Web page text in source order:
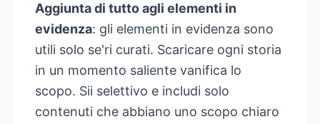
Aggiunta di tutto agli elementi in
evidenza: gli elementi in evidenza sono
utili solo se'ri curati. Scaricare ogni storia
in un momento saliente vanifica lo
scopo. Sii selettivo e includi solo
contenuti che abbiano uno scopo chiaro